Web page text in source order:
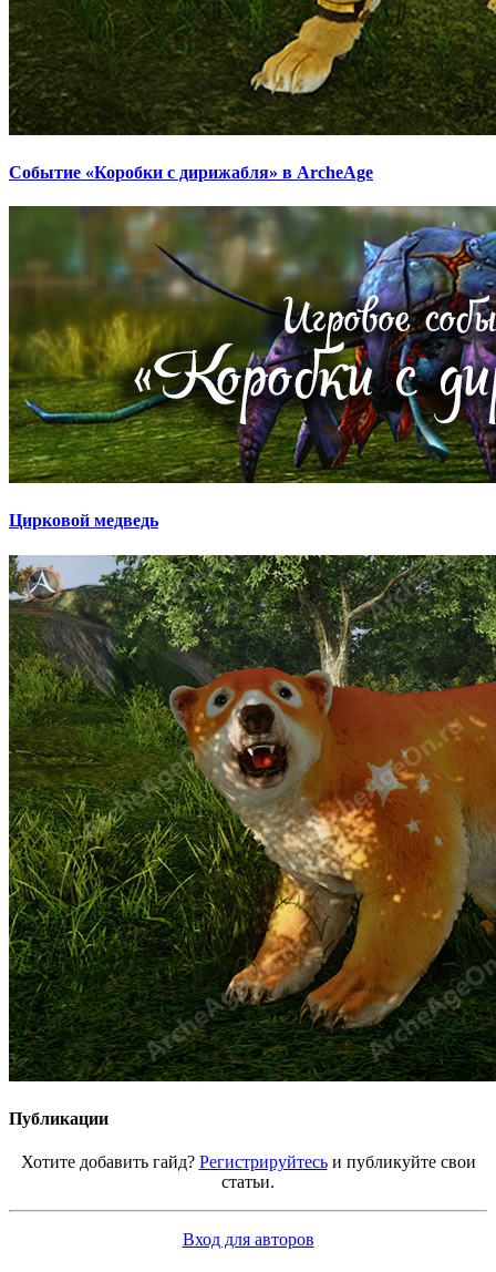
Событие «Коробки с дирижабля» в ArcheAge
Цирковой медведь
Публикации
Хотите добавить гайд? Регистрируйтесьи публикуйте свои
статьи.
Вход для авторов